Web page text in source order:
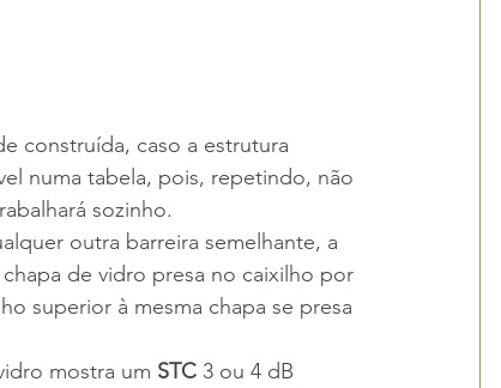
construída, caso a estrutura
numa tabela, pois, repetindo, não
sozinho.
outra barreira semelhante, a
chapa de vidro presa no caixilho por
superior à mesma chapa se presa
mostra um STC 3 ou 4 dB